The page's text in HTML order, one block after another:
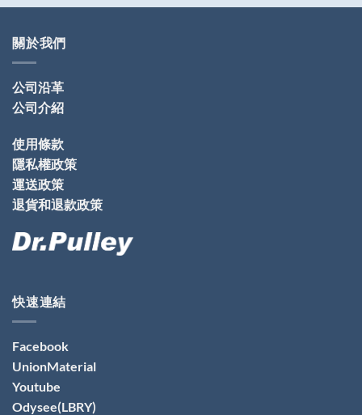
關於我們
公司沿革
公司介紹
使用條款
隱私權政策
運送政策
退貨和退款政策
快速連結
Facebook
UnionMaterial
Youtube
Odysee(LBRY)